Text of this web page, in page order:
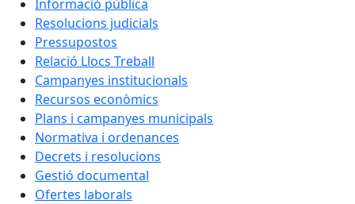
Informació pública
Resolucions judicials
Pressupostos
Relació Llocs Treball
Campanyes institucionals
Recursos econòmics
Plans i campanyes municipals
Normativa i ordenances
Decrets i resolucions
Gestió documental
Ofertes laborals